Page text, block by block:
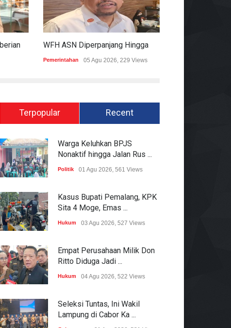
Pemerintahan 05 Agu 2026, 229 Views
Terpopular Recent
Warga Keluhkan BPJS
Nonaktif hingga Jalan Rus ...
Politik 01 Agu 2026, 561 Views
Kasus Bupati Pemalang, KPK
Sita 4 Moge, Emas ...
Hukum 03 Agu 2026, 527 Views
Empat Perusahaan Milik Don
Ritto Diduga Jadi ...
Hukum 04 Agu 2026, 522 Views
Seleksi Tuntas, Ini Wakil
Lampung di Cabor Ka ...